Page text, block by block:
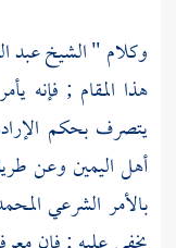
وكلام " الشيخعبد
هذا المقام ; فإنه
يتصرف بحكم
أهل اليمين وعن
بالأمر الشرعي